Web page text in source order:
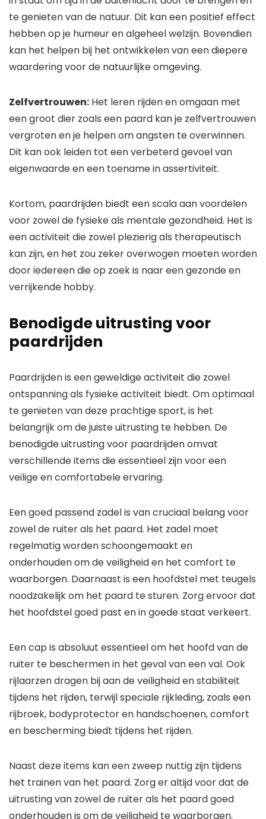
te genieten van de natuur. Dit kan een positief effect
hebben op je humeur en algeheel welzijn. Bovendien
kan het helpen bij het ontwikkelen van een diepere
waardering voor de natuurlijke omgeving.
Zelfvertrouwen: Het leren rijden en omgaan met
een groot dier zoals een paard kan je zelfvertrouwen
vergroten en je helpen om angsten te overwinnen.
Dit kan ook leiden tot een verbeterd gevoel van
eigenwaarde en een toename in assertiviteit.
Kortom, paardrijden biedt een scala aan voordelen
voor zowel de fysieke als mentale gezondheid. Het is
een activiteit die zowel plezierig als therapeutisch
kan zijn, en het zou zeker overwogen moeten worden
door iedereen die op zoek is naar een gezonde en
verrijkende hobby.
Benodigde uitrusting voor
paardrijden
Paardrijden is een geweldige activiteit die zowel
ontspanning als fysieke activiteit biedt. Om optimaal
te genieten van deze prachtige sport, is het
belangrijk om de juiste uitrusting te hebben. De
benodigde uitrusting voor paardrijden omvat
verschillende items die essentieel zijn voor een
veilige en comfortabele ervaring.
Een goed passend zadel is van cruciaal belang voor
zowel de ruiter als het paard. Het zadel moet
regelmatig worden schoongemaakt en
onderhouden om de veiligheid en het comfort te
waarborgen. Daarnaast is een hoofdstel met teugels
noodzakelijk om het paard te sturen. Zorg ervoor dat
het hoofdstel goed past en in goede staat verkeert.
Een cap is absoluut essentieel om het hoofd van de
ruiter te beschermen in het geval van een val. Ook
rijlaarzen dragen bij aan de veiligheid en stabiliteit
tijdens het rijden, terwijl speciale rijkleding, zoals een
rijbroek, bodyprotector en handschoenen, comfort
en bescherming biedt tijdens het rijden.
Naast deze items kan een zweep nuttig zijn tijdens
het trainen van het paard. Zorg er altijd voor dat de
uitrusting van zowel de ruiter als het paard goed
onderhouden is om de veiligheid te waarborgen.